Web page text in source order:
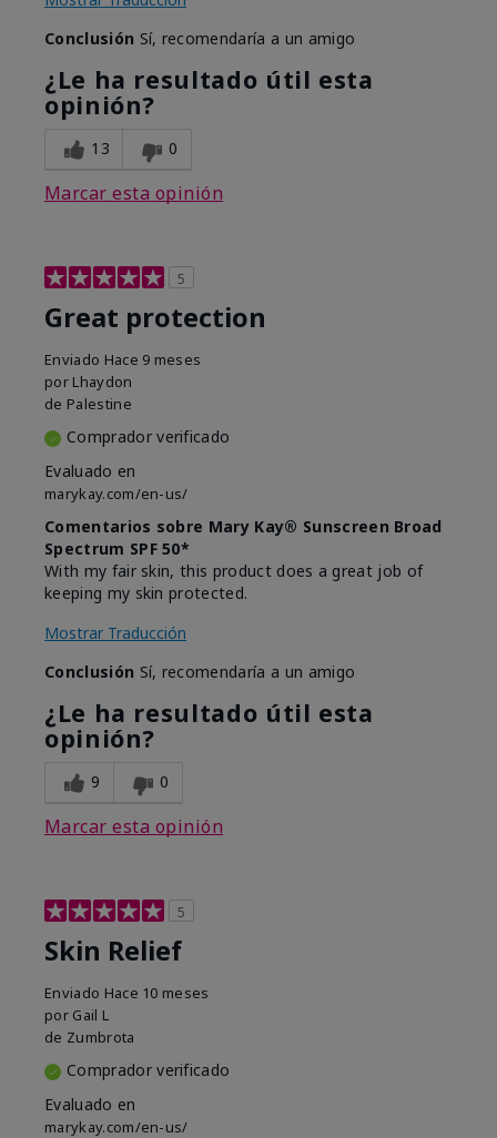
Conclusión Sí, recomendaría a un amigo
¿Le ha resultado útil esta
opinión?
13 0
Marcar esta opinión
5
Great protection
Enviado Hace 9 meses
por Lhaydon
de Palestine
Comprador verificado
Evaluado en
marykay.com/en-us/
Comentarios sobre Mary Kay® Sunscreen Broad
Spectrum SPF 50*
With my fair skin, this product does a great job of
keeping my skin protected.
Mostrar Traducción
Conclusión Sí, recomendaría a un amigo
¿Le ha resultado útil esta
opinión?
9 0
Marcar esta opinión
5
Skin Relief
Enviado Hace 10 meses
por Gail L
de Zumbrota
Comprador verificado
Evaluado en
marykay.com/en-us/